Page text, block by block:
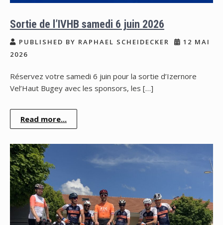
Sortie de l’IVHB samedi 6 juin 2026
PUBLISHED BY RAPHAEL SCHEIDECKER
12 MAI
2026
Réservez votre samedi 6 juin pour la sortie d’Izernore
Vel’Haut Bugey avec les sponsors, les […]
Read more...